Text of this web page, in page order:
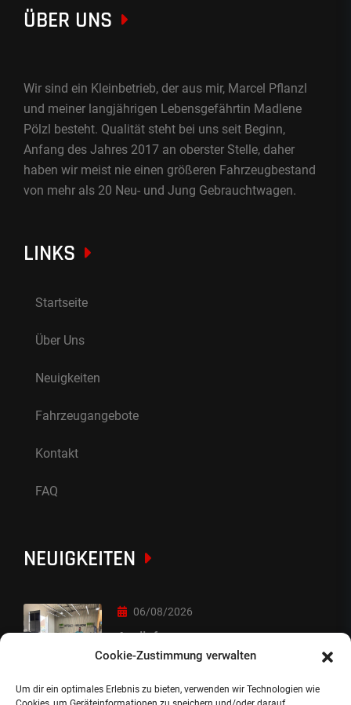
Cookie-Zustimmung verwalten
Um dir ein optimales Erlebnis zu bieten, verwenden wir Technologien wie
ÜBER UNS
Wir sind ein Kleinbetrieb, der aus mir, Marcel Pflanzl
und meiner langjährigen Lebensgefährtin Madlene
Pölzl besteht. Qualität steht bei uns seit Beginn,
Anfang des Jahres 2017 an oberster Stelle, daher
haben wir meist nie einen größeren Fahrzeugbestand
von mehr als 20 Neu- und Jung Gebrauchtwagen.
LINKS
Startseite
Über Uns
Neuigkeiten
Fahrzeugangebote
Kontakt
FAQ
NEUIGKEITEN
06/08/2026
Auslieferung
05/08/2026